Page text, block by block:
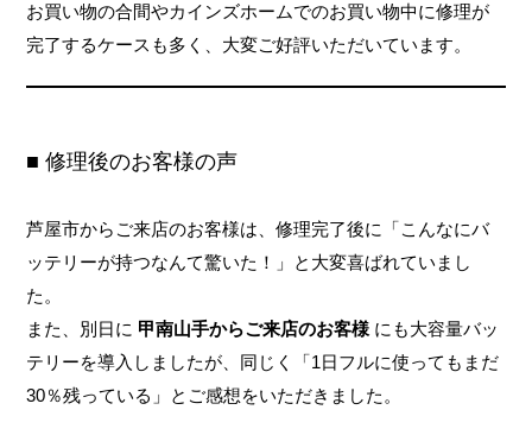
お買い物の合間やカインズホームでのお買い物中に修理が
完了するケースも多く、大変ご好評いただいています。
■ 修理後のお客様の声
芦屋市からご来店のお客様は、修理完了後に「こんなにバ
ッテリーが持つなんて驚いた！」と大変喜ばれていまし
た。
また、別日に 甲南山手からご来店のお客様 にも大容量バッ
テリーを導入しましたが、同じく「1日フルに使ってもまだ
30％残っている」とご感想をいただきました。